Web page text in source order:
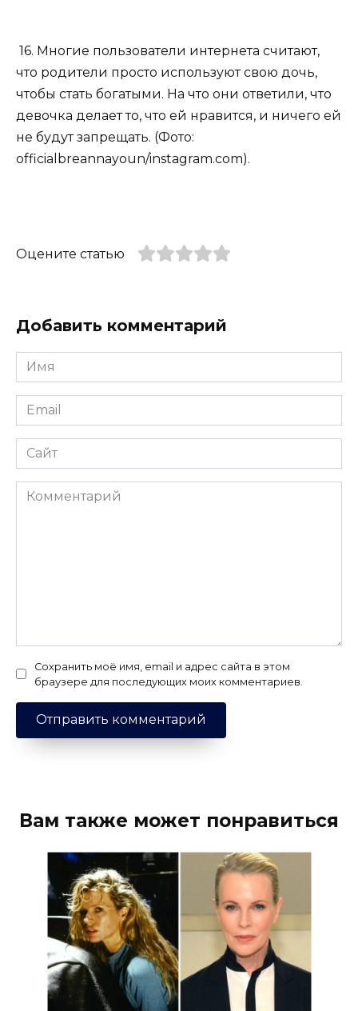
16. Многие пользователи интернета считают,
что родители просто используют свою дочь,
чтобы стать богатыми. На что они ответили, что
девочка делает то, что ей нравится, и ничего ей
не будут запрещать. (Фото:
officialbreannayoun/instagram.com).
Оцените статью
Добавить комментарий
Имя
*
Email
*
Сайт
Комментарий
Сохранить моё имя, email и адрес сайта в этом
браузере для последующих моих комментариев.
Вам также может понравиться